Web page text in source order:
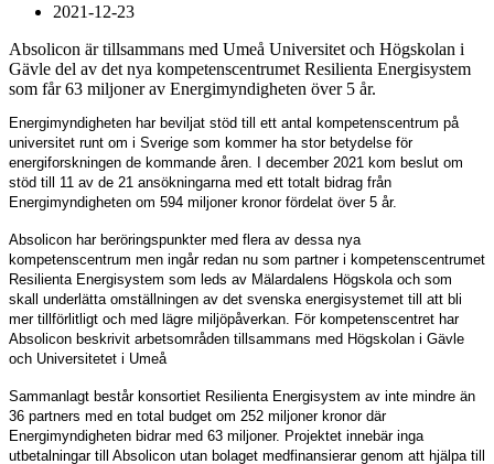
2021-12-23
Absolicon är tillsammans med Umeå Universitet och Högskolan i
Gävle del av det nya kompetenscentrumet Resilienta Energisystem
som får 63 miljoner av Energimyndigheten över 5 år.
Energimyndigheten har beviljat stöd till ett antal kompetenscentrum på
universitet runt om i Sverige som kommer ha stor betydelse för
energiforskningen de kommande åren. I december 2021 kom beslut om
stöd till 11 av de 21 ansökningarna med ett totalt bidrag från
Energimyndigheten om 594 miljoner kronor fördelat över 5 år.
Absolicon har beröringspunkter med flera av dessa nya
kompetenscentrum men ingår redan nu som partner i kompetenscentrumet
Resilienta Energisystem som leds av Mälardalens Högskola och som
skall underlätta omställningen av det svenska energisystemet till att bli
mer tillförlitligt och med lägre miljöpåverkan. För kompetenscentret har
Absolicon beskrivit arbetsområden tillsammans med Högskolan i Gävle
och Universitetet i Umeå
Sammanlagt består konsortiet Resilienta Energisystem av inte mindre än
36 partners med en total budget om 252 miljoner kronor där
Energimyndigheten bidrar med 63 miljoner. Projektet innebär inga
utbetalningar till Absolicon utan bolaget medfinansierar genom att hjälpa till